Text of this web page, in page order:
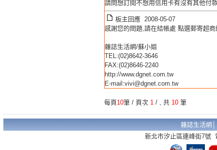
請問想訂閱不想用信用卡有沒有其他付
板主回應 2008-05-07
感謝您的問題,請在結帳處 點選郵寄超
雜誌生活網/蘇小姐
TEL:(02)8642-3646
FAX:(02)8646-2240
http://www.dgnet.com.tw
E-mail:vivi@dgnet.com.tw
每頁10筆 / 頁次 1 / , 共 10 筆
雜誌生活網
新北市汐止區連峰街7號